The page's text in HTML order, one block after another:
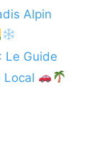
Alpin
Le Guide
Local